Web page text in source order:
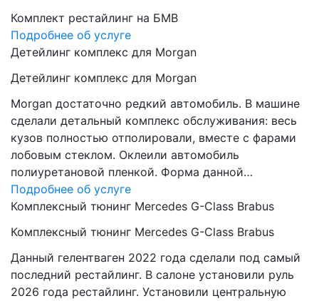
Комплект рестайлинг на БМВ
Подробнее об услуге
Детейлинг комплекс для Morgan
Детейлинг комплекс для Morgan
Morgan достаточно редкий автомобиль. В машине
сделали детальный комплекс обслуживания: весь
кузов полностью отполировали, вместе с фарами
лобовым стеклом. Оклеили автомобиль
полиуретановой пленкой. Форма данной…
Подробнее об услуге
Комплексный тюнинг Mercedes G-Class Brabus
Комплексный тюнинг Mercedes G-Class Brabus
Данный гелентваген 2022 года сделали под самый
последний рестайлинг. В салоне установили руль
2026 года рестайлинг. Установили центральную